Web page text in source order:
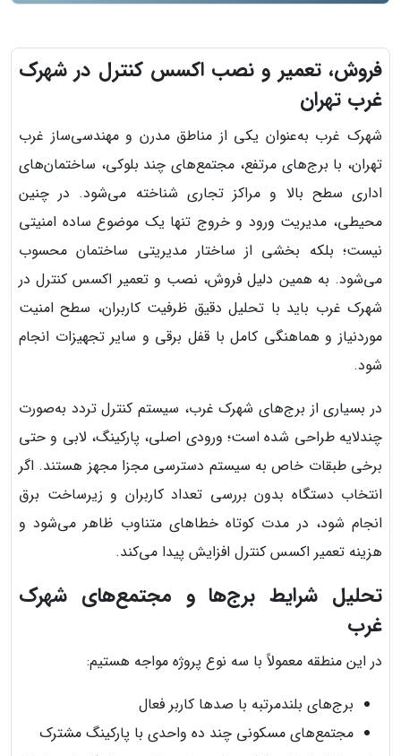
فروش، تعمیر و نصب اکسس کنترل در شهرک
غرب تهران
شهرک غرب به‌عنوان یکی از مناطق مدرن و مهندسی‌ساز غرب
تهران، با برج‌های مرتفع، مجتمع‌های چند بلوکی، ساختمان‌های
اداری سطح بالا و مراکز تجاری شناخته می‌شود. در چنین
محیطی، مدیریت ورود و خروج تنها یک موضوع ساده امنیتی
نیست؛ بلکه بخشی از ساختار مدیریتی ساختمان محسوب
می‌شود. به همین دلیل فروش، نصب و تعمیر اکسس کنترل در
شهرک غرب باید با تحلیل دقیق ظرفیت کاربران، سطح امنیت
موردنیاز و هماهنگی کامل با قفل برقی و سایر تجهیزات انجام
شود.
در بسیاری از برج‌های شهرک غرب، سیستم کنترل تردد به‌صورت
چندلایه طراحی شده است؛ ورودی اصلی، پارکینگ، لابی و حتی
برخی طبقات خاص به سیستم دسترسی مجزا مجهز هستند. اگر
انتخاب دستگاه بدون بررسی تعداد کاربران و زیرساخت برق
انجام شود، در مدت کوتاه خطاهای متناوب ظاهر می‌شود و
هزینه تعمیر اکسس کنترل افزایش پیدا می‌کند.
تحلیل شرایط برج‌ها و مجتمع‌های شهرک
غرب
در این منطقه معمولاً با سه نوع پروژه مواجه هستیم:
برج‌های بلندمرتبه با صدها کاربر فعال
مجتمع‌های مسکونی چند ده واحدی با پارکینگ مشترک